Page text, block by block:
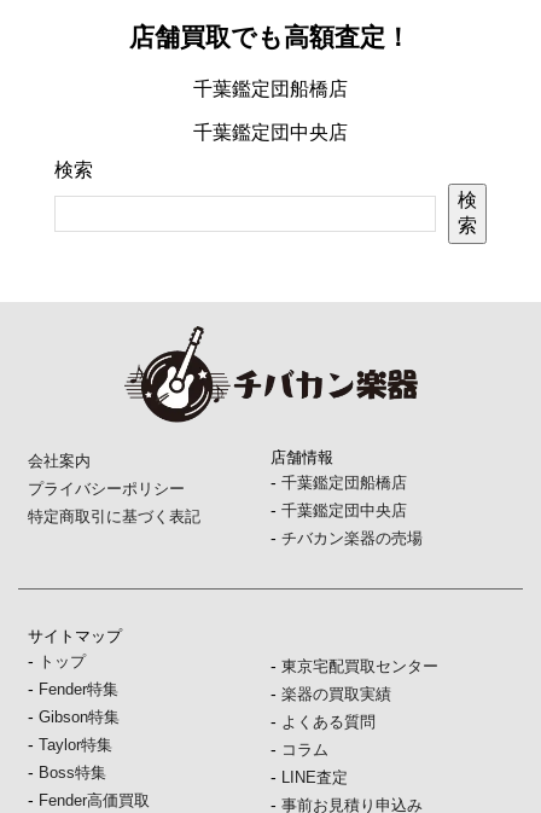
店舗買取でも高額査定！
千葉鑑定団船橋店
千葉鑑定団中央店
検索
検
索
会社案内
プライバシーポリシー
特定商取引に基づく表記
店舗情報
- 千葉鑑定団船橋店
- 千葉鑑定団中央店
- チバカン楽器の売場
サイトマップ
- トップ
- Fender特集
-Gibson特集
-Taylor特集
- Boss特集
- Fender高価買取
- 東京宅配買取センター
- 楽器の買取実績
- よくある質問
- コラム
- LINE査定
- 事前お見積り申込み